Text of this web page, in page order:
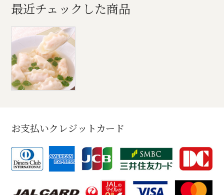
最近チェックした商品
お支払いクレジットカード